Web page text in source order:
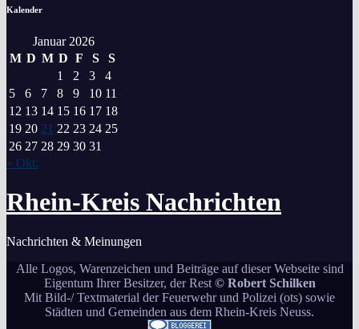
Kalender
Januar 2026
M D M D F S
S
1
2 3
4
5
6 7 8 9 10 11
12 13 14 15 16 17 18
19 20 21 22 23 24 25
26 27 28 29 30 31
« Okt.
Rhein-Kreis Nachrichten
Nachrichten & Meinungen
Alle Logos, Warenzeichen und Beiträge auf dieser Webseite sind
Eigentum Ihrer Besitzer, der Rest© Robert Schilken
Mit Bild-/ Textmaterial der Feuerwehr und Polizei (ots) sowie
Städten und Gemeinden aus dem Rhein-Kreis Neuss.